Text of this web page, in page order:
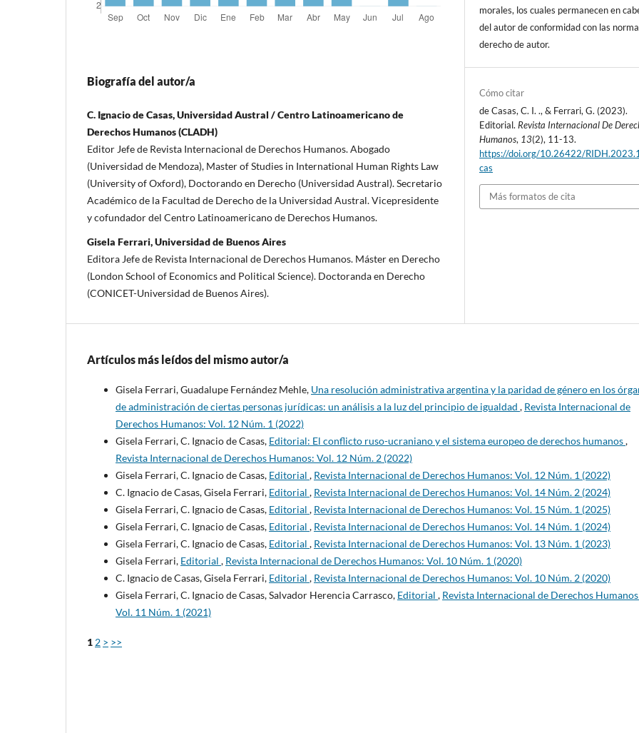
Biografía del autor/a
C. Ignacio de Casas, Universidad Austral / Centro Latinoamericano de
Derechos Humanos (CLADH)
Editor Jefe de Revista Internacional de Derechos Humanos. Abogado
(Universidad de Mendoza), Master of Studies in International Human Rights Law
(University of Oxford), Doctorando en Derecho (Universidad Austral). Secretario
Académico de la Facultad de Derecho de la Universidad Austral. Vicepresidente
y cofundador del Centro Latinoamericano de Derechos Humanos.
Gisela Ferrari, Universidad de Buenos Aires
Editora Jefe de Revista Internacional de Derechos Humanos. Máster en Derecho
(London School of Economics and Political Science). Doctoranda en Derecho
(CONICET-Universidad de Buenos Aires).
morales, los cuales permanecen en
del autor de conformidad con las
derecho de autor.
Cómo citar
de Casas, C. I. ., & Ferrari, G. (2023).
Editorial. Revista Internacional De
Humanos, 13(2), 11-13.
https://doi.org/10.26422/
cas
Más formatos de cita
Artículos más leídos del mismo autor/a
Gisela Ferrari, Guadalupe Fernández Mehle, Una resolución administrativa argentina y la paridad de género en los
de administración de ciertas personas jurídicas: un análisis a la luz del principio de igualdad , Revista Internacional de
Derechos Humanos: Vol. 12 Núm. 1 (2022)
Gisela Ferrari, C. Ignacio de Casas, Editorial: El conflicto ruso-ucraniano y el sistema europeo de derechos humanos,
Revista Internacional de Derechos Humanos: Vol. 12 Núm. 2 (2022)
Gisela Ferrari, C. Ignacio de Casas, Editorial , Revista Internacional de Derechos Humanos: Vol. 12 Núm. 1 (2022)
C. Ignacio de Casas, Gisela Ferrari, Editorial , Revista Internacional de Derechos Humanos: Vol. 14 Núm. 2 (2024)
Gisela Ferrari, C. Ignacio de Casas, Editorial , Revista Internacional de Derechos Humanos: Vol. 15 Núm. 1 (2025)
Gisela Ferrari, C. Ignacio de Casas, Editorial , Revista Internacional de Derechos Humanos: Vol. 14 Núm. 1 (2024)
Gisela Ferrari, C. Ignacio de Casas, Editorial , Revista Internacional de Derechos Humanos: Vol. 13 Núm. 1 (2023)
Gisela Ferrari, Editorial , Revista Internacional de Derechos Humanos: Vol. 10 Núm. 1 (2020)
C. Ignacio de Casas, Gisela Ferrari, Editorial , Revista Internacional de Derechos Humanos: Vol. 10 Núm. 2 (2020)
Gisela Ferrari, C. Ignacio de Casas, Salvador Herencia Carrasco, Editorial , Revista Internacional de Derechos
Vol. 11 Núm. 1 (2021)
1 2 > >>